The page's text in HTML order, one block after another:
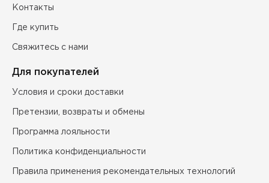
Контакты
Где купить
Свяжитесь с нами
Для покупателей
Условия и сроки доставки
Претензии, возвраты и обмены
Программа лояльности
Политика конфиденциальности
Правила применения рекомендательных технологий